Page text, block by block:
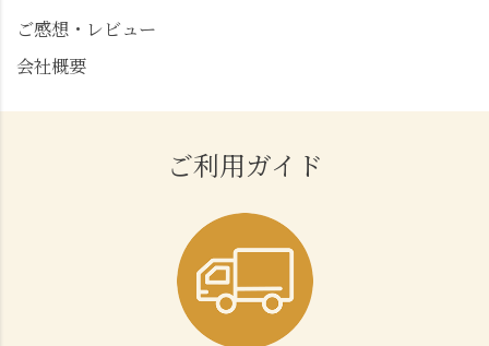
ご感想・レビュー
会社概要
ご利用ガイド